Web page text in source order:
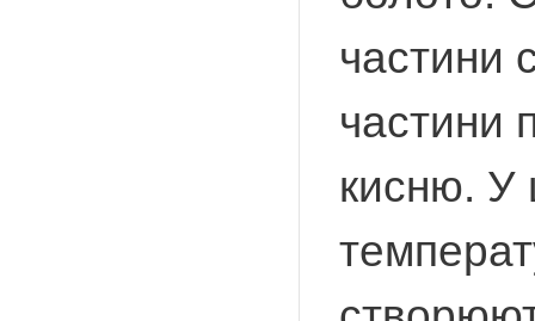
частини
частини
кисню. У